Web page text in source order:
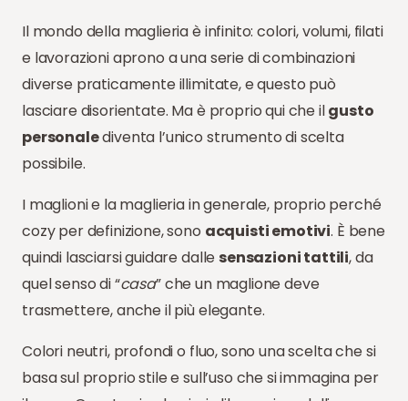
Il mondo della maglieria è infinito: colori, volumi, filati
e lavorazioni aprono a una serie di combinazioni
diverse praticamente illimitate, e questo può
lasciare disorientate. Ma è proprio qui che ilgusto
personalediventa l’unico strumento di scelta
possibile.
I maglioni e la maglieria in generale, proprio perché
cozy per definizione, sono acquisti emotivi. È bene
quindi lasciarsi guidare dalle sensazioni tattili, da
quel senso di “casa” che un maglione deve
trasmettere, anche il più elegante.
Colori neutri, profondi o fluo, sono una scelta che si
basa sul proprio stile e sull’uso che si immagina per